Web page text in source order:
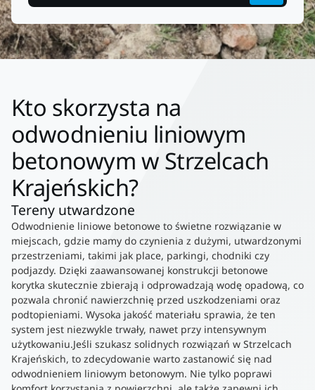
Kto skorzysta na
odwodnieniu liniowym
betonowym w Strzelcach
Krajeńskich?
Tereny utwardzone
Odwodnienie liniowe betonowe to świetne rozwiązanie w
miejscach, gdzie mamy do czynienia z dużymi, utwardzonymi
przestrzeniami, takimi jak place, parkingi, chodniki czy
podjazdy. Dzięki zaawansowanej konstrukcji betonowe
korytka skutecznie zbierają i odprowadzają wodę opadową, co
pozwala chronić nawierzchnię przed uszkodzeniami oraz
podtopieniami. Wysoka jakość materiału sprawia, że ten
system jest niezwykle trwały, nawet przy intensywnym
użytkowaniu.Jeśli szukasz solidnych rozwiązań w Strzelcach
Krajeńskich, to zdecydowanie warto zastanowić się nad
odwodnieniem liniowym betonowym. Nie tylko poprawi